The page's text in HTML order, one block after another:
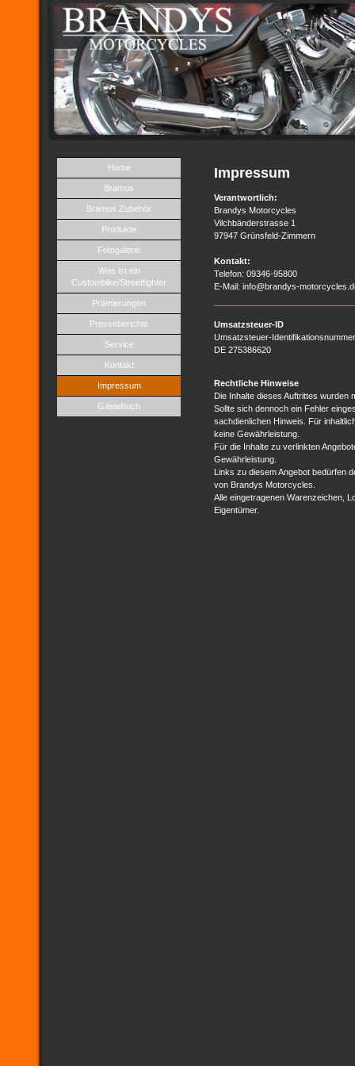
Home
Bramos
Bramos Zubehör
Produkte
Fotogalerie
Was ist ein
Custombike/Streetfighter
Prämierungen
Presseberichte
Service
Kontakt
Impressum
Gästebuch
Impressum
Verantwortlich:
Brandys Motorcycles
Vilchbänderstrasse 1
97947 Grünsfeld-Zimmern
Kontakt:
Telefon: 09346-95800
E-Mail: info@brandys-
Umsatzsteuer-ID
Umsatzsteuer-
DE 275386620
Rechtliche Hinweise
Die Inhalte dieses Auftrittes wurden
Sollte sich dennoch ein Fehler
sachdienlichen Hinweis. Für
keine Gewährleistung.
Für die Inhalte zu verlinkten
Gewährleistung.
Links zu diesem Angebot bedürfen
von Brandys Motorcycles.
Alle eingetragenen Warenzeichen,
Eigentümer.